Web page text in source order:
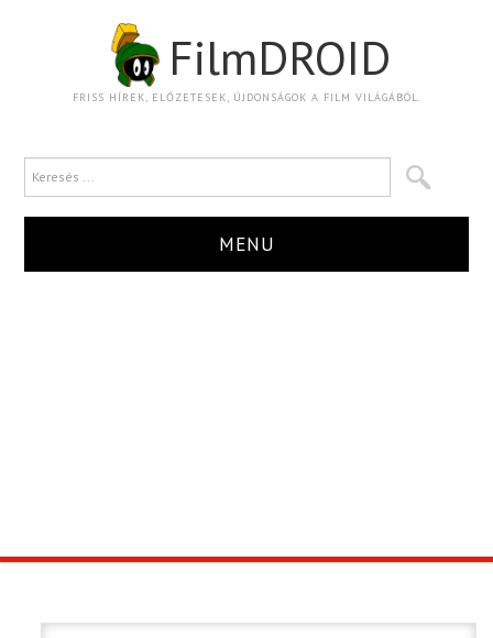
FilmDROID
FRISS HÍREK, ELŐZETESEK, ÚJDONSÁGOK A FILM VILÁGÁBÓL.
MENU